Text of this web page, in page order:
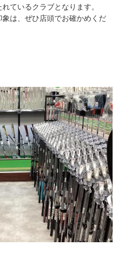
ているクラブとなります。
は、ぜひ店頭でお確かめくだ